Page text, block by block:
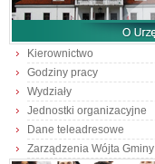
Kierownictwo
Godziny pracy
Wydziały
Jednostki organizacyjne
Dane teleadresowe
Zarządzenia Wójta Gminy